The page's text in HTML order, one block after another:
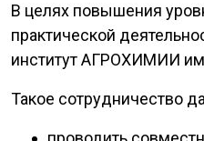
В целях повышения
практической
институт АГРОХИМИИ
Такое сотрудничество